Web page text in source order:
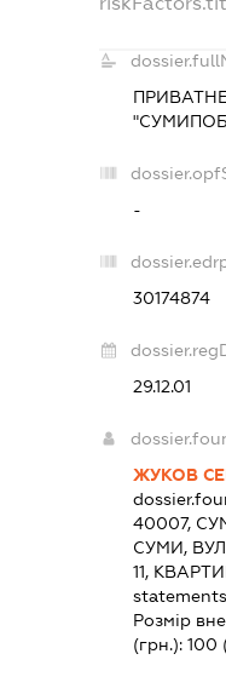
-
30174874
29.12.01
ЖУКОВ
40007,
СУМИ,
11,
Розмір
(грн.): 100